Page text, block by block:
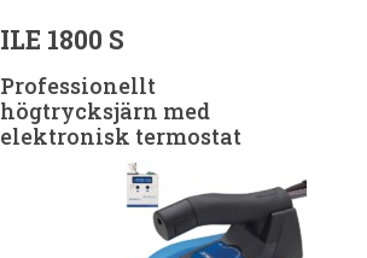
ILE 1800 S
Professionellt
högtrycksjärn med
elektronisk termostat